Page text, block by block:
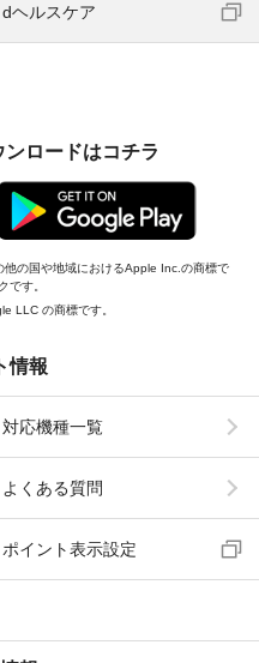
dヘルスケア
ロードはコチラ
の国や地域におけるApple Inc.の商標で
です。
LLC の商標です。
情報
対応機種一覧
よくある質問
ポイント表示設定